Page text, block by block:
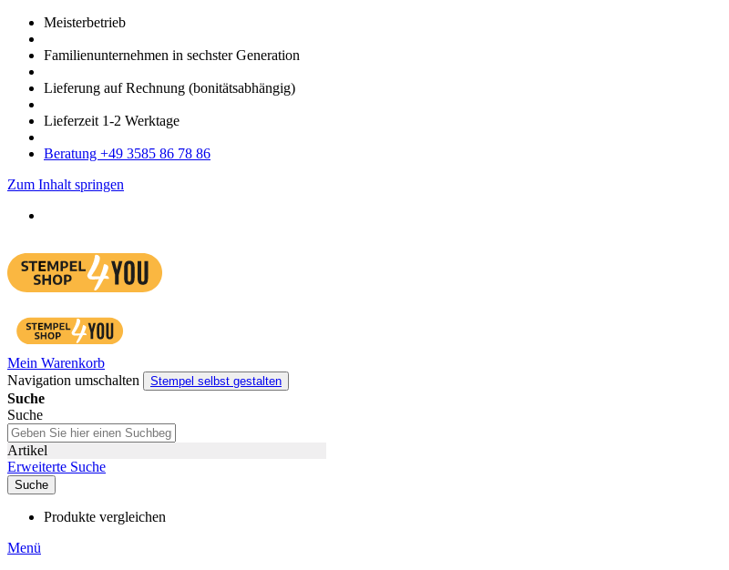
Meister­betrieb
Familien­unter­nehmen in sechster Gene­ration
Lieferung auf Rech­nung (bonitätsabhängig)
Liefer­zeit 1-2 Werk­tage
Bera­tung +49 3585 86 78 86
Zum Inhalt springen
Mein Warenkorb
Navigation umschalten
Stempel selbst gestalten
Suche
Suche
Artikel
Erweiterte Suche
Suche
Produkte vergleichen
Menü